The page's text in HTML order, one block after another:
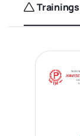
Trainings